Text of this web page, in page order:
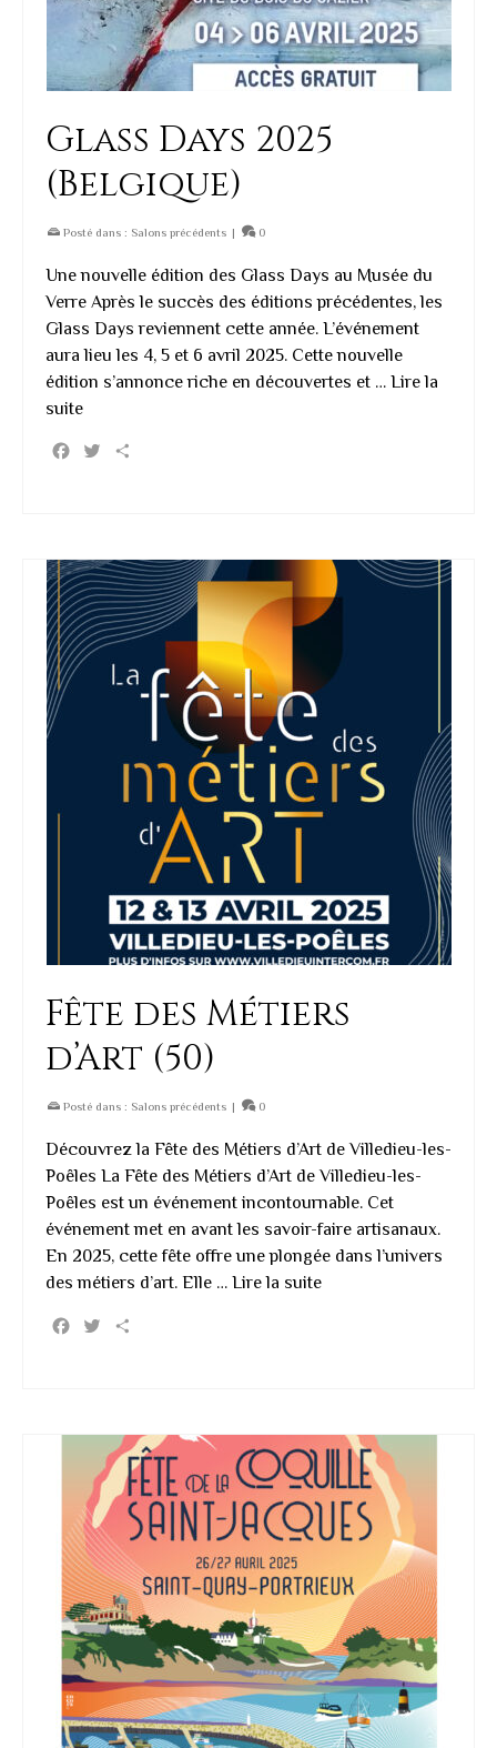
Glass Days 2025
(Belgique)
Posté dans : Salons précédents | 0
Une nouvelle édition des Glass Days au Musée du
Verre Après le succès des éditions précédentes, les
Glass Days reviennent cette année. L’événement
aura lieu les 4, 5 et 6 avril 2025. Cette nouvelle
édition s’annonce riche en découvertes et … Lire la
suite
Facebook
Twitter
Fête des Métiers
d’Art (50)
Posté dans : Salons précédents | 0
Découvrez la Fête des Métiers d’Art de Villedieu-les-
Poêles La Fête des Métiers d’Art de Villedieu-les-
Poêles est un événement incontournable. Cet
événement met en avant les savoir-faire artisanaux.
En 2025, cette fête offre une plongée dans l’univers
des métiers d’art. Elle … Lire la suite
Facebook
Twitter